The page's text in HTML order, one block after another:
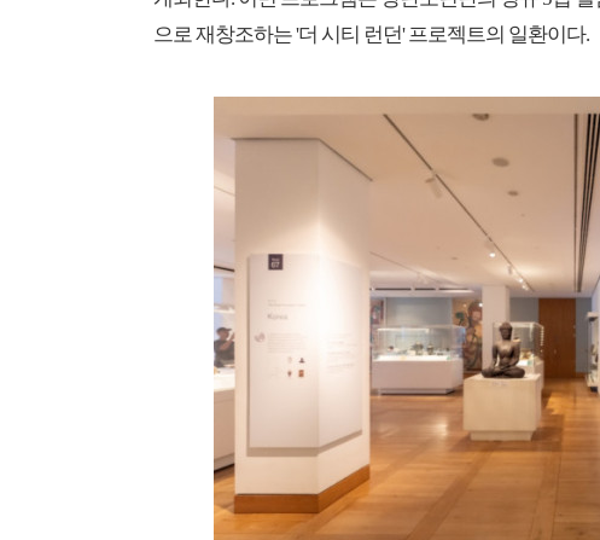
으로 재창조하는 '더 시티 런던' 프로젝트의 일환이다.